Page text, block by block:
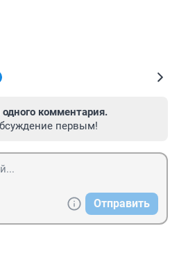
комментария.
первым!
Отправить